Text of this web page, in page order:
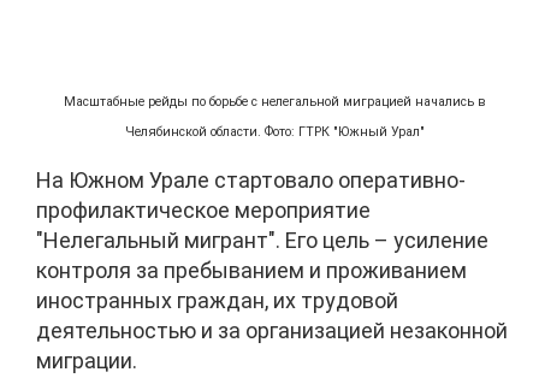
Масштабные рейды по борьбе с нелегальной миграцией начались в
Челябинской области. Фото: ГТРК "Южный Урал"
На Южном Урале стартовало оперативно-
профилактическое мероприятие
"Нелегальный мигрант". Его цель – усиление
контроля за пребыванием и проживанием
иностранных граждан, их трудовой
деятельностью и за организацией незаконной
миграции.